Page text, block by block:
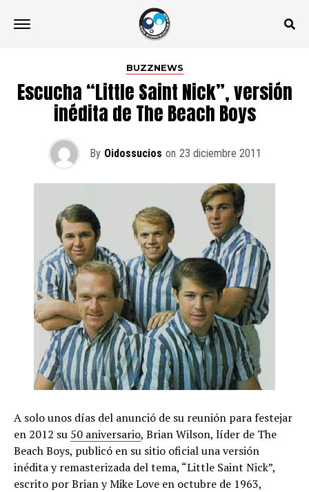
BUZZNEWS
Escucha “Little Saint Nick”, versión
inédita de The Beach Boys
By Oidossucios on 23 diciembre 2011
A solo unos días del anunció de su reunión para festejar
en 2012 su 50 aniversario, Brian Wilson, líder de The
Beach Boys, publicó en su sitio oficial una versión
inédita y remasterizada del tema, “Little Saint Nick”,
escrito por Brian y Mike Love en octubre de 1963,